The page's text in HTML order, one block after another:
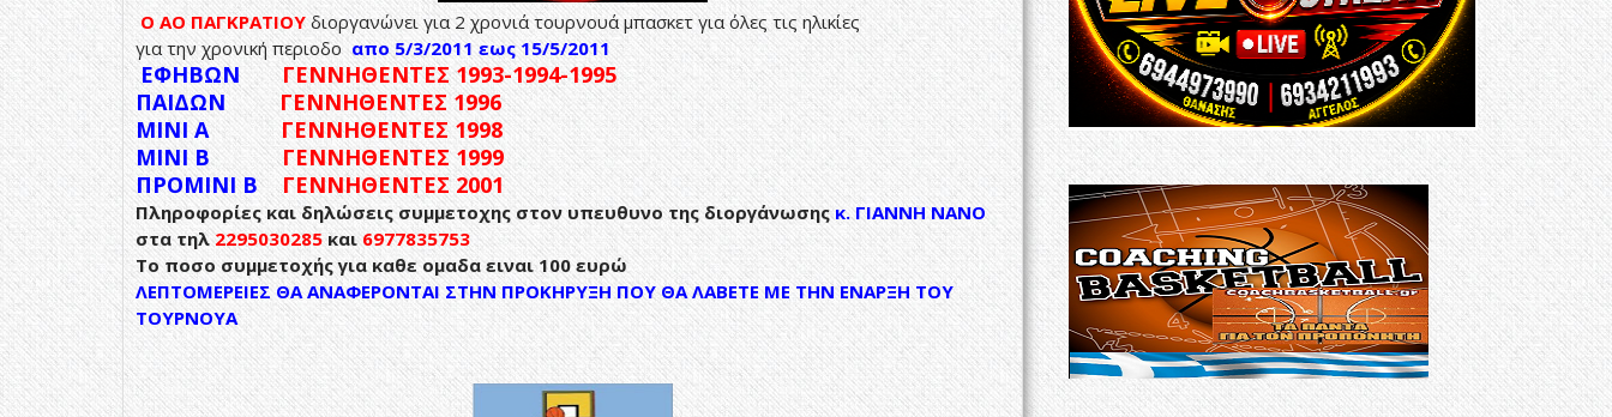
Ο ΑΟ ΠΑΓΚΡΑΤΙΟΥδιοργανώνει για 2 χρονιά τουρνουά μπασκετ για όλες τις ηλικίες
για την χρονική περιοδοαπο 5/3/2011 εως 15/5/2011
ΕΦΗΒΩΝΓΕΝΝΗΘΕΝΤΕΣ 1993-1994-1995
ΠΑΙΔΩΝΓΕΝΝΗΘΕΝΤΕΣ 1996
ΜΙΝΙ Α ΓΕΝΝΗΘΕΝΤΕΣ 1998
ΜΙΝΙ ΒΓΕΝΝΗΘΕΝΤΕΣ 1999
ΠΡΟΜΙΝΙ ΒΓΕΝΝΗΘΕΝΤΕΣ 2001
Πληροφορίες και δηλώσεις συμμετοχης στον υπευθυνο της διοργάνωσηςκ. ΓΙΑΝΝΗ ΝΑΝΟ
στα τηλ2295030285και 6977835753
Το ποσο συμμετοχής για καθε ομαδα ειναι 100 ευρώ
ΛΕΠΤΟΜΕΡΕΙΕΣ ΘΑ ΑΝΑΦΕΡΟΝΤΑΙ ΣΤΗΝ ΠΡΟΚΗΡΥΞΗ ΠΟΥ ΘΑ ΛΑΒΕΤΕ ΜΕ ΤΗΝ ΕΝΑΡΞΗ ΤΟΥ
ΤΟΥΡΝΟΥΑ